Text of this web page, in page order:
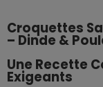
Croquettes
– Dinde &
Une Recette
Exigeants